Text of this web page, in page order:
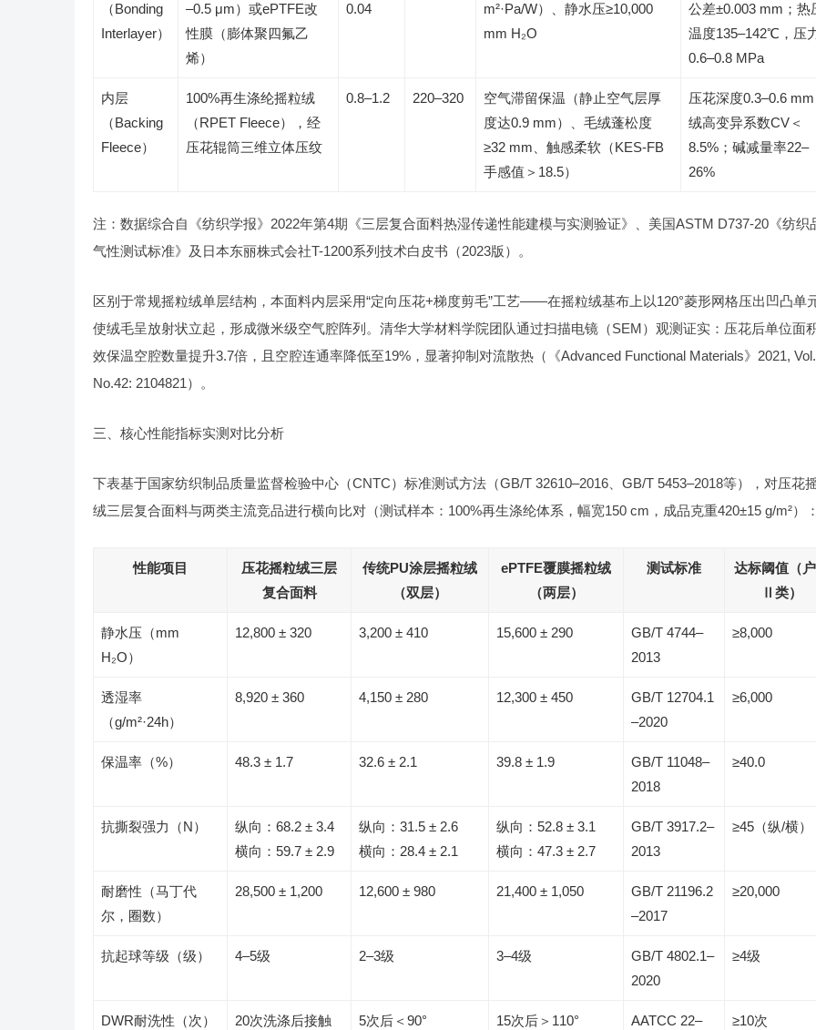
（Bonding
Interlayer）
–0.5 μm）或ePTFE改
性膜（膨体聚四氟乙
烯）
0.04
m²·Pa/W）、静水压≥10,000
mm H₂O
公差±0.003 mm；热
温度135–142℃，压
0.6–0.8 MPa
内层
（Backing
Fleece）
100%再生涤纶摇粒绒
（RPET Fleece），经
压花辊筒三维立体压纹
0.8–1.2 220–320
空气滞留保温（静止空气层厚
度达0.9 mm）、毛绒蓬松度
≥32 mm、触感柔软（KES-FB
手感值＞18.5）
压花深度0.3–0.6
绒高变异系数CV＜
8.5%；碱减量率22–
26%
注：数据综合自《纺织学报》2022年第4期《三层复合面料热湿传递性能建模与实测验证》、美国ASTM D737-20《纺织
气性测试标准》及日本东丽株式会社T-1200系列技术白皮书（2023版）。
区别于常规摇粒绒单层结构，本面料内层采用“定向压花+梯度剪毛”工艺——在摇粒绒基布上以120°菱形网格压出凹凸单
使绒毛呈放射状立起，形成微米级空气腔阵列。清华大学材料学院团队通过扫描电镜（SEM）观测证实：压花后单位面
效保温空腔数量提升3.7倍，且空腔连通率降低至19%，显著抑制对流散热（《Advanced Functional Materials》2021,
No.42: 2104821）。
三、核心性能指标实测对比分析
下表基于国家纺织制品质量监督检验中心（CNTC）标准测试方法（GB/T 32610–2016、GB/T 5453–2018等），对压花
绒三层复合面料与两类主流竞品进行横向比对（测试样本：100%再生涤纶体系，幅宽150 cm，成品克重420±15 g/m²）
性能项目
压花摇粒绒三层
复合面料
传统PU涂层摇粒绒
（双层）
ePTFE覆膜摇粒绒
（两层）
测试标准
达标阈值（
Ⅱ类）
静水压（mm
H₂O）
12,800 ± 320 3,200 ± 410 15,600 ± 290
GB/T 4744–
2013
≥8,000
透湿率
（g/m²·24h）
8,920 ± 360 4,150 ± 280 12,300 ± 450
GB/T 12704.1
–2020
≥6,000
保温率（%） 48.3 ± 1.7 32.6 ± 2.1 39.8 ± 1.9
GB/T 11048–
2018
≥40.0
抗撕裂强力（N）
纵向：68.2 ± 3.4
横向：59.7 ± 2.9
纵向：31.5 ± 2.6
横向：28.4 ± 2.1
纵向：52.8 ± 3.1
横向：47.3 ± 2.7
GB/T 3917.2–
2013
≥45（纵/横）
耐磨性（马丁代
尔，圈数）
28,500 ± 1,200 12,600 ± 980 21,400 ± 1,050
GB/T 21196.2
–2017
≥20,000
抗起球等级（级） 4–5级 2–3级 3–4级
GB/T 4802.1–
2020
≥4级
DWR耐洗性（次）
20次洗涤后接触
5次后＜90° 15次后＞110°
AATCC 22–
≥10次